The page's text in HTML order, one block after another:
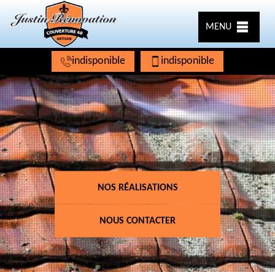
MENU
indisponible indisponible
NOS RÉALISATIONS
NOUS CONTACTER